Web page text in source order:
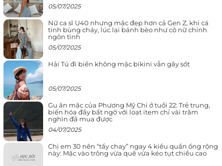
05/07/2025
Nữ ca sĩ U40 nhưng mặc đẹp hơn cả Gen Z, khi cá
tính bùng cháy, lúc lại bánh bèo như cô nữ chính
ngôn tình
05/07/2025
Hải Tú đi biển không mặc bikini vẫn gây sốt
05/07/2025
Gu ăn mặc của Phương Mỹ Chi ở tuổi 22: Trẻ trung,
biến hóa đầy bất ngờ với loạt item chỉ vài trăm
nghìn đã mua được
04/07/2025
Chị em 30 nên “tẩy chay” ngay 4 kiểu quần ống rộng
này: Mặc vào trông vừa quê vừa kéo tụt chiều cao